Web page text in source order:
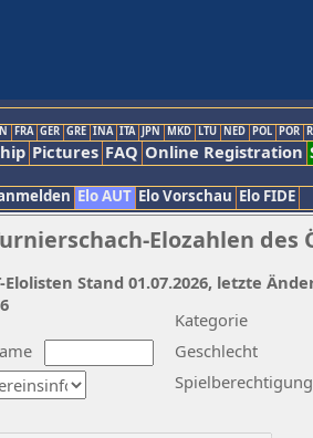
FRA GER GRE INA ITA JPN MKD LTU NED POL POR
Pictures FAQ Online Registration
Elo AUT Elo Vorschau Elo FIDE
Elozahlen des
Kategorie
Geschlecht
Spielberechtigung
Elolisten Stand 01.07.2026, letzte